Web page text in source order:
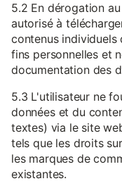
5.2 En dérogation
autorisé à
contenus individuels
fins personnelles et
documentation des
5.3 L'utilisateur ne
données et du
textes) via le site
tels que les droits
les marques de
existantes.